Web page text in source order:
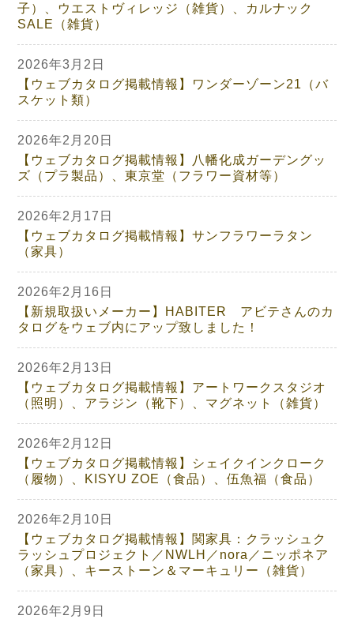
子）、ウエストヴィレッジ（雑貨）、カルナック
SALE（雑貨）
2026年3月2日
【ウェブカタログ掲載情報】ワンダーゾーン21（バ
スケット類）
2026年2月20日
【ウェブカタログ掲載情報】八幡化成ガーデングッ
ズ（プラ製品）、東京堂（フラワー資材等）
2026年2月17日
【ウェブカタログ掲載情報】サンフラワーラタン
（家具）
2026年2月16日
【新規取扱いメーカー】HABITER アビテさんのカ
タログをウェブ内にアップ致しました！
2026年2月13日
【ウェブカタログ掲載情報】アートワークスタジオ
（照明）、アラジン（靴下）、マグネット（雑貨）
2026年2月12日
【ウェブカタログ掲載情報】シェイクインクローク
（履物）、KISYU ZOE（食品）、伍魚福（食品）
2026年2月10日
【ウェブカタログ掲載情報】関家具：クラッシュク
ラッシュプロジェクト／NWLH／nora／ニッポネア
（家具）、キーストーン＆マーキュリー（雑貨）
2026年2月9日